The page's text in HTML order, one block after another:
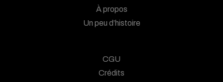
À propos
Un peu d’histoire
CGU
Crédits